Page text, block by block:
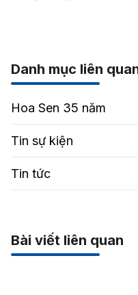
Danh mục liên
Hoa Sen 35 năm
Tin sự kiện
Tin tức
Bài viết liên quan